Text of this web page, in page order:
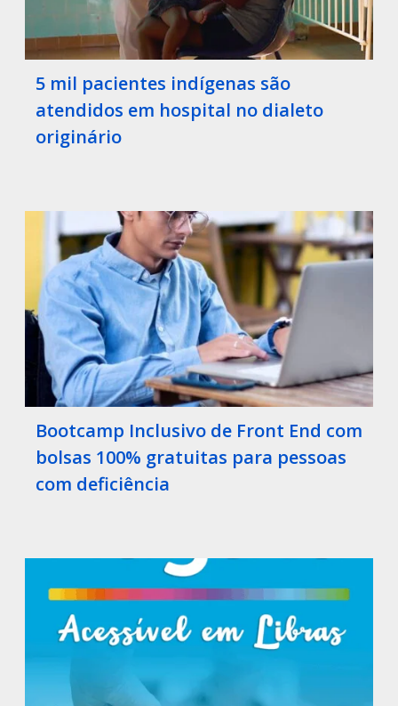
5 mil pacientes indígenas são
atendidos em hospital no dialeto
originário
Bootcamp Inclusivo de Front End com
bolsas 100% gratuitas para pessoas
com deficiência